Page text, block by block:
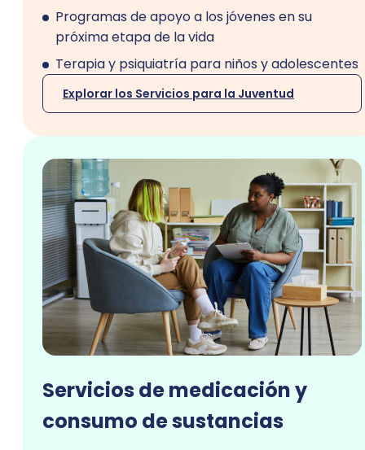
Programas de apoyo a los jóvenes en su
próxima etapa de la vida
Terapia y psiquiatría para niños y adolescentes
Explorar los Servicios para la Juventud
Servicios de medicación y
consumo de sustancias